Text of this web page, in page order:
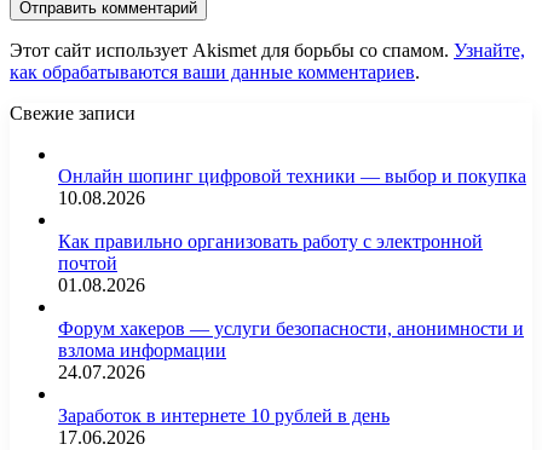
Этот сайт использует Akismet для борьбы со спамом. Узнайте,
как обрабатываются ваши данные комментариев.
Свежие записи
Онлайн шопинг цифровой техники — выбор и покупка
10.08.2026
Как правильно организовать работу с электронной
почтой
01.08.2026
Форум хакеров — услуги безопасности, анонимности и
взлома информации
24.07.2026
Заработок в интернете 10 рублей в день
17.06.2026